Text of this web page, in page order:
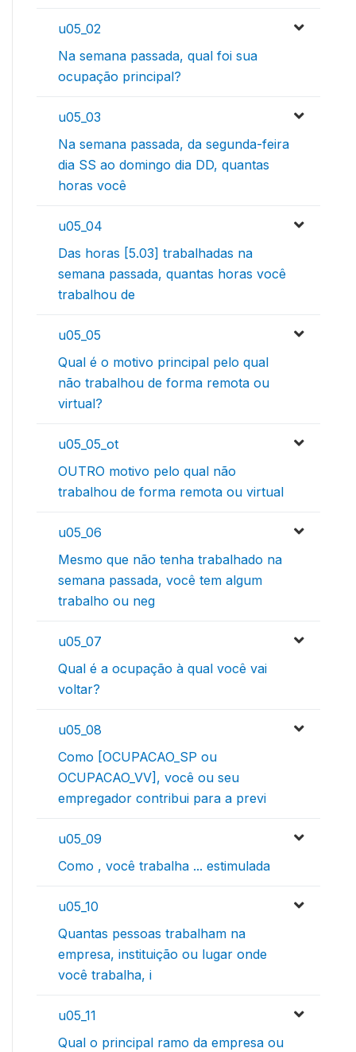
u05_02
Na semana passada, qual foi sua
ocupação principal?
u05_03
Na semana passada, da segunda-feira
dia SS ao domingo dia DD, quantas
horas você
u05_04
Das horas [5.03] trabalhadas na
semana passada, quantas horas você
trabalhou de
u05_05
Qual é o motivo principal pelo qual
não trabalhou de forma remota ou
virtual?
u05_05_ot
OUTRO motivo pelo qual não
trabalhou de forma remota ou virtual
u05_06
Mesmo que não tenha trabalhado na
semana passada, você tem algum
trabalho ou neg
u05_07
Qual é a ocupação à qual você vai
voltar?
u05_08
Como [OCUPACAO_SP ou
OCUPACAO_VV], você ou seu
empregador contribui para a previ
u05_09
Como , você trabalha ... estimulada
u05_10
Quantas pessoas trabalham na
empresa, instituição ou lugar onde
você trabalha, i
u05_11
Qual o principal ramo da empresa ou